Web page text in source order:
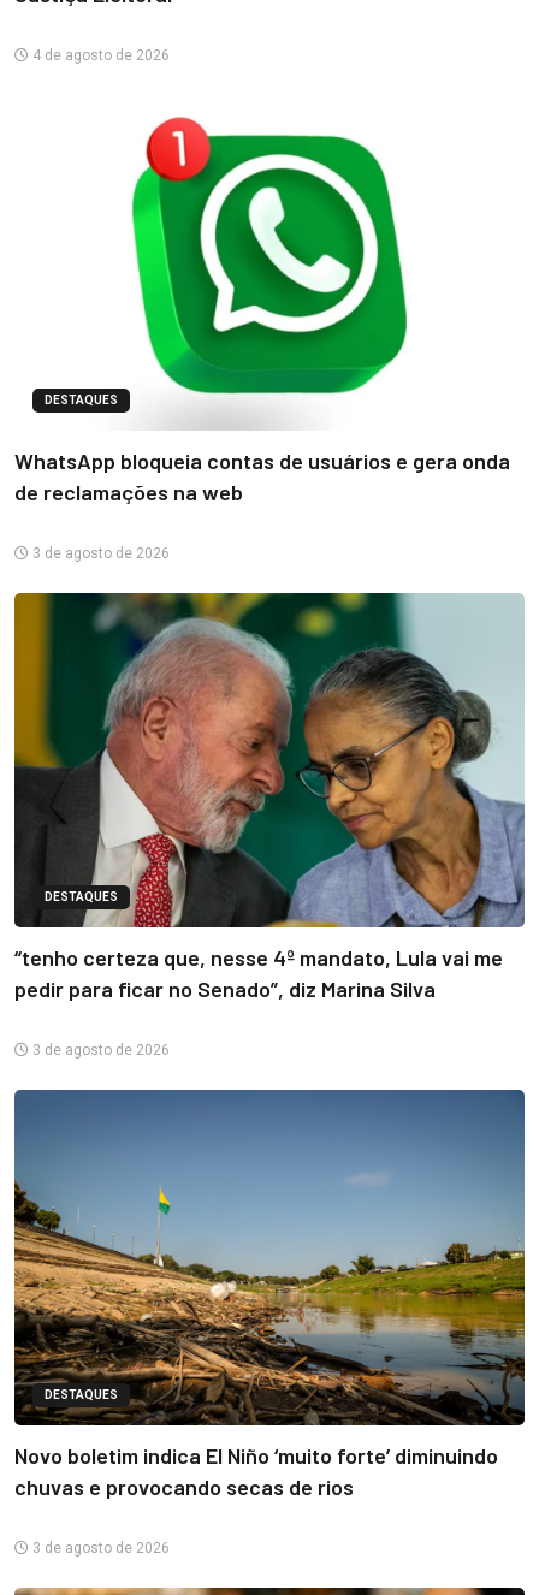
4 de agosto de 2026
DESTAQUES
WhatsApp bloqueia contas de usuários e gera onda
de reclamações na web
3 de agosto de 2026
DESTAQUES
“tenho certeza que, nesse 4º mandato, Lula vai me
pedir para ficar no Senado”, diz Marina Silva
3 de agosto de 2026
DESTAQUES
Novo boletim indica El Niño ‘muito forte’ diminuindo
chuvas e provocando secas de rios
3 de agosto de 2026